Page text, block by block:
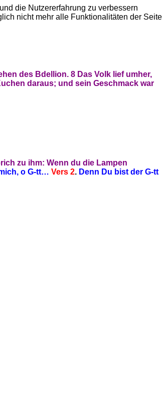
des Bdellion. 8 Das Volk lief umher,
daraus; und sein Geschmack war
zu ihm: Wenn du die Lampen
o G-tt… Vers 2. Denn Du bist der G-tt
die Nutzererfahrung zu verbessern
nicht mehr alle Funktionalitäten der Seite